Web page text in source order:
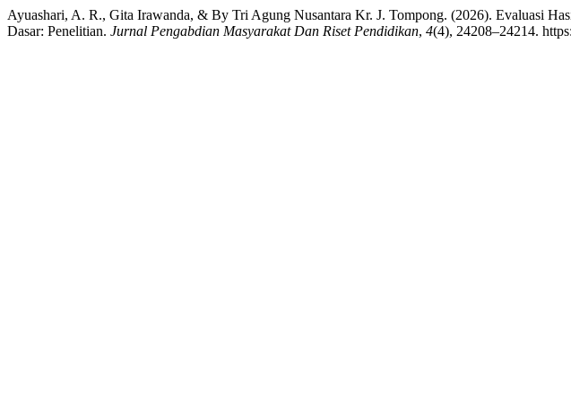
Ayuashari, A. R., Gita Irawanda, & By Tri Agung Nusantara Kr. J. Tompong. (2026). Evaluasi
Dasar: Penelitian. Jurnal Pengabdian Masyarakat Dan Riset Pendidikan, 4(4), 24208–24214.